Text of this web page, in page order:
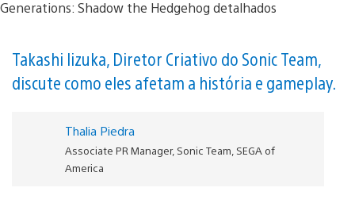
Takashi Iizuka, Diretor Criativo do Sonic Team,
discute como eles afetam a história e gameplay.
Thalia Piedra
Associate PR Manager, Sonic Team, SEGA of
America